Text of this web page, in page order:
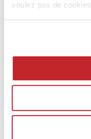
voulez pas de
Qui sommes-nous
Cookie Policy
Credits